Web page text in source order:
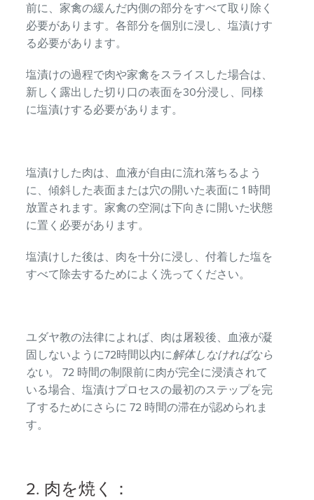
前に、家禽の緩んだ内側の部分をすべて取り除く
必要があります。各部分を個別に浸し、塩漬けす
る必要があります。
塩漬けの過程で肉や家禽をスライスした場合は、
新しく露出した切り口の表面を30分浸し、同様
に塩漬けする必要があります。
塩漬けした肉は、血液が自由に流れ落ちるよう
に、傾斜した表面または穴の開いた表面に 1 時間
放置されます。家禽の空洞は下向きに開いた状態
に置く必要があります。
塩漬けした後は、肉を十分に浸し、付着した塩を
すべて除去するためによく洗ってください。
ユダヤ教の法律によれば、肉は屠殺後、血液が凝
固しないように72時間以内に解体しなければなら
ない。72 時間の制限前に肉が完全に浸漬されて
いる場合、塩漬けプロセスの最初のステップを完
了するためにさらに 72 時間の滞在が認められま
す。
2. 肉を焼く：